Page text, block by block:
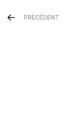
PRÉCÉDENT